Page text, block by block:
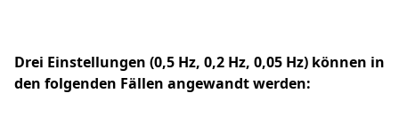
Drei Einstellungen (0,5 Hz, 0,2 Hz, 0,05 Hz) können in
den folgenden Fällen angewandt werden: